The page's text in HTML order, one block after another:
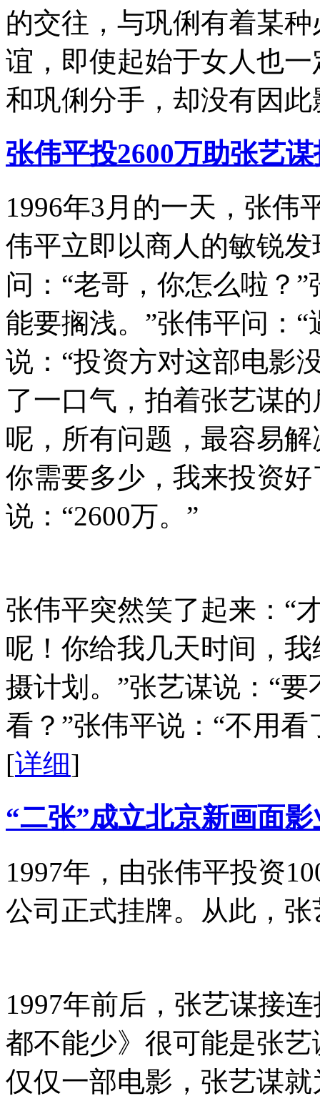
的交往，与巩俐有着某
谊，即使起始于女人也
和巩俐分手，却没有因
张伟平投2600万助张艺
1996年3月的一天，张伟
伟平立即以商人的敏锐
问：“老哥，你怎么啦？
能要搁浅。”张伟平问：
说：“投资方对这部电影
了一口气，拍着张艺谋
呢，所有问题，最容易
你需要多少，我来投资
说：“2600万。”
张伟平突然笑了起来：“
呢！你给我几天时间，
摄计划。”张艺谋说：“
看？”张伟平说：“不用
[详细]
“二张”成立北京新画面
1997年，由张伟平投资
公司正式挂牌。从此，
1997年前后，张艺谋接
都不能少》很可能是张
仅仅一部电影，张艺谋